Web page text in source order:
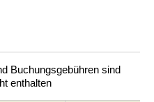
Buchungsgebühren sind
enthalten